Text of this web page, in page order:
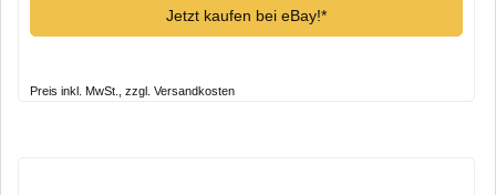
Jetzt kaufen bei eBay!*
Preis inkl. MwSt., zzgl. Versandkosten